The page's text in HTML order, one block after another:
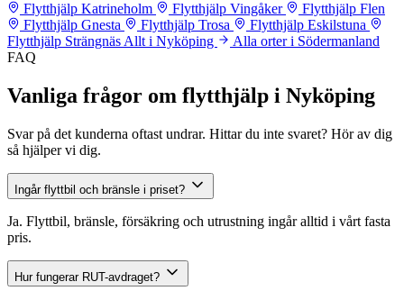
Flytthjälp Katrineholm
Flytthjälp Vingåker
Flytthjälp Flen
Flytthjälp Gnesta
Flytthjälp Trosa
Flytthjälp Eskilstuna
Flytthjälp Strängnäs Allt i Nyköping
Alla orter i Södermanland
FAQ
Vanliga frågor om flytthjälp i Nyköping
Svar på det kunderna oftast undrar. Hittar du inte svaret? Hör av dig
så hjälper vi dig.
Ingår flyttbil och bränsle i priset?
Ja. Flyttbil, bränsle, försäkring och utrustning ingår alltid i vårt fasta
pris.
Hur fungerar RUT-avdraget?